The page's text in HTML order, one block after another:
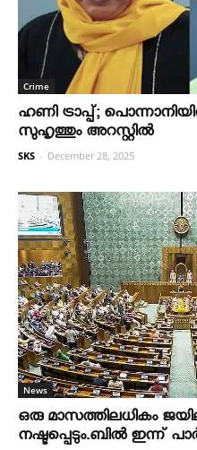
Crime
ഹണി ട്രാപ്പ്;
സുഹൃത്തും അറസ്റ്റില്‍
SKS - December 28, 2025
News
ഒരു മാസത്തിലധികം
നഷ്ടപ്പെടും.ബില്‍ ഇന്ന്